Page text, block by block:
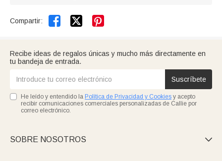
Compartir:  
Recibe ideas de regalos únicas y mucho más directamente en
tu bandeja de entrada.
Suscríbete
He leído y entendido la Política de Privacidad y Cookies y acepto
recibir comunicaciones comerciales personalizadas de Callie por
correo electrónico.
SOBRE NOSOTROS 